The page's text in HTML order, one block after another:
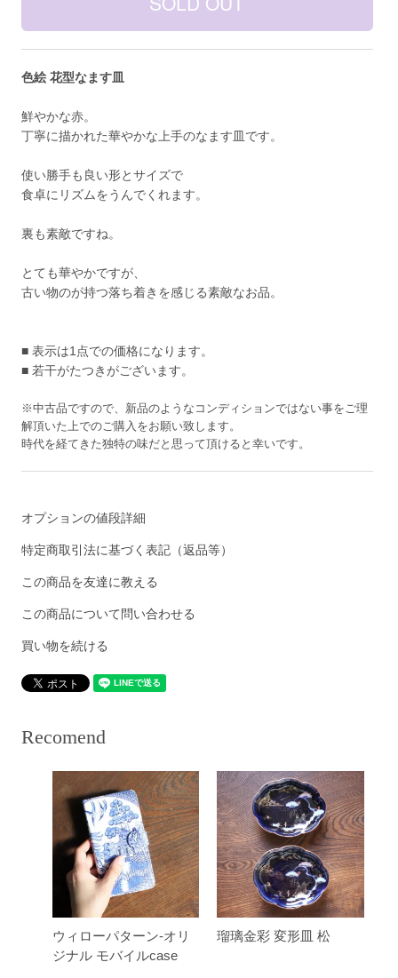
色絵 花型なます皿
鮮やかな赤。
丁寧に描かれた華やかな上手のなます皿です。
使い勝手も良い形とサイズで
食卓にリズムをうんでくれます。
裏も素敵ですね。
とても華やかですが、
古い物のが持つ落ち着きを感じる素敵なお品。
■ 表示は1点での価格になります。
■ 若干がたつきがございます。
※中古品ですので、新品のようなコンディションではない事をご理
解頂いた上でのご購入をお願い致します。
時代を経てきた独特の味だと思って頂けると幸いです。
オプションの値段詳細
特定商取引法に基づく表記（返品等）
この商品を友達に教える
この商品について問い合わせる
買い物を続ける
Recomend
ウィローパターン-オリ
ジナル モバイルcase
瑠璃金彩 変形皿 松